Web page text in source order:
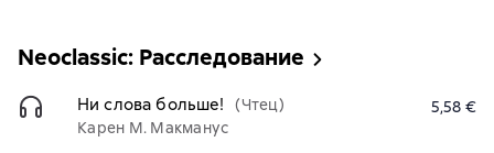
Neoclassic: Расследование
Ни слова больше!
(Чтец)
Карен М. Макманус
5,58 €